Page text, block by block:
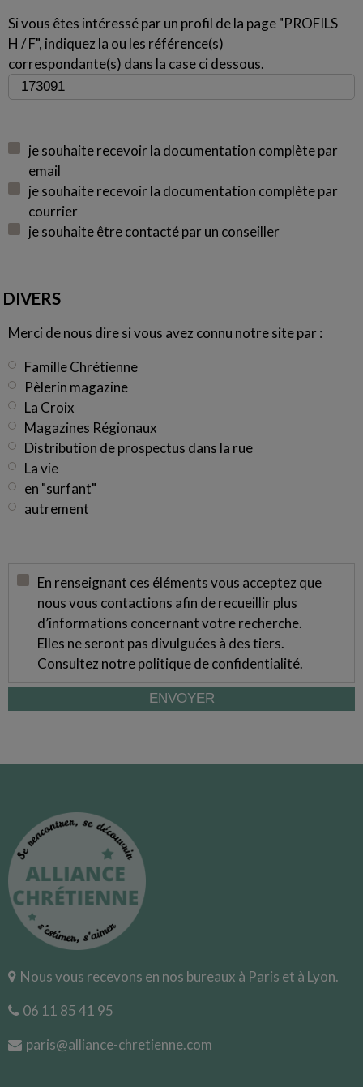
Si vous êtes intéressé par un profil de la page "PROFILS
H / F", indiquez la ou les référence(s)
correspondante(s) dans la case ci dessous.
je souhaite recevoir la documentation complète par
email
je souhaite recevoir la documentation complète par
courrier
je souhaite être contacté par un conseiller
DIVERS
Merci de nous dire si vous avez connu notre site par :
Famille Chrétienne
Pèlerin magazine
La Croix
Magazines Régionaux
Distribution de prospectus dans la rue
La vie
en "surfant"
autrement
En renseignant ces éléments vous acceptez que
nous vous contactions afin de recueillir plus
d’informations concernant votre recherche.
Elles ne seront pas divulguées à des tiers.
Consultez notrepolitique de confidentialité.
Nous vous recevons en nos bureaux à Paris et à Lyon.
06 11 85 41 95
paris@alliance-chretienne.com